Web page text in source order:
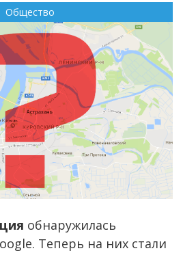
Общество
обнаружилась
Теперь на них стали